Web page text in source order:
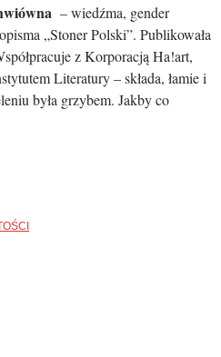
– wiedźma, gender
„Stoner Polski”. Publikowała
z Korporacją Ha!art,
Literatury – składa, łamie i
była grzybem. Jakby co